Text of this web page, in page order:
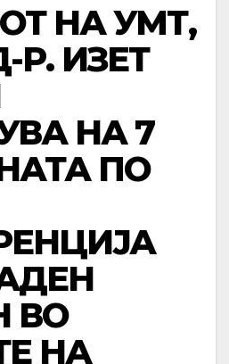
НА УМТ,
Р. ИЗЕТ
НА 7
ПО
ВО
НА